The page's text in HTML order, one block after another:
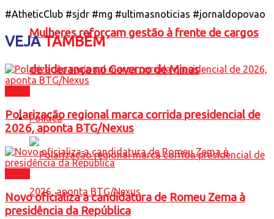
Mulheres reforçam gestão à frente de cargos
de liderança no Governo de Minas
Política
#AtheticClub #sjdr #mg #ultimasnoticias #jornaldopovao
VEJATAMBÉM
Polarização regional marca corrida presidencial de
2026, aponta BTG/Nexus
Novo oficializa a candidatura de Romeu Zema à
presidência da República